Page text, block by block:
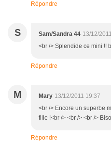
Répondre
S Sam/Sandra 44 13/12/
<br /> Splendide ce mini !!
Répondre
M Mary 13/12/2011 19:37
<br /> Encore un superbe
fille !<br /> <br /> <br />
Répondre